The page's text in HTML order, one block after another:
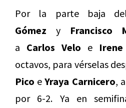
Por la parte baja
Gómez y Francisco
a Carlos Velo e
octavos, para vérselas
Pico eYraya Carnicero,
por 6-2. Ya en